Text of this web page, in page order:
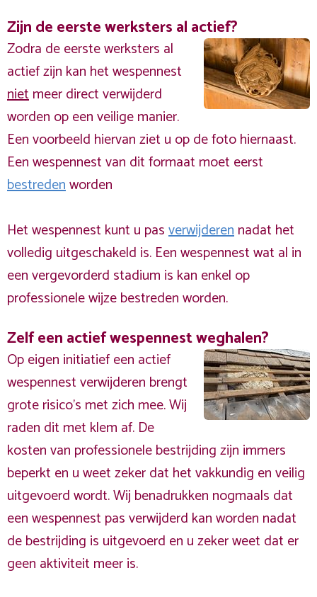
Zijn de eerste werksters al actief?
Zodra de eerste werksters al
actief zijn kan het wespennest
nietmeer direct verwijderd
worden op een veilige manier.
Een voorbeeld hiervan ziet u op de foto hiernaast.
Een wespennest van dit formaat moet eerst
bestredenworden
Het wespennest kunt u pasverwijderennadat het
volledig uitgeschakeld is. Een wespennest wat al in
een vergevorderd stadium is kan enkel op
professionele wijze bestreden worden.
Zelf een actief wespennest weghalen?
Op eigen initiatief een actief
wespennest verwijderen brengt
grote risico’s met zich mee. Wij
raden dit met klem af. De
kosten van professionele bestrijding zijn immers
beperkt en u weet zeker dat het vakkundig en veilig
uitgevoerd wordt. Wij benadrukken nogmaals dat
een wespennest pas verwijderd kan worden nadat
de bestrijding is uitgevoerd en u zeker weet dat er
geen aktiviteit meer is.